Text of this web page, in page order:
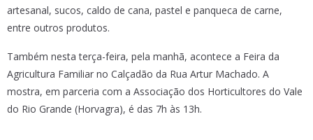
artesanal, sucos, caldo de cana, pastel e panqueca de carne,
entre outros produtos.
Também nesta terça-feira, pela manhã, acontece a Feira da
Agricultura Familiar no Calçadão da Rua Artur Machado. A
mostra, em parceria com a Associação dos Horticultores do Vale
do Rio Grande (Horvagra), é das 7h às 13h.